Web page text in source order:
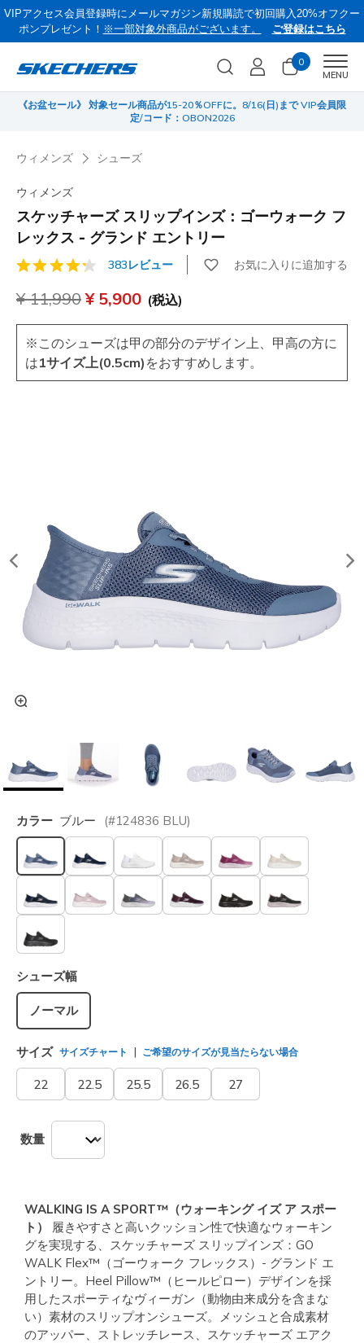
VIPアクセス会員登録時にメールマガジン新規購読で初回購入20%オフクー
ポンプレゼント！ ※一部対象外商品がございます。 ご登録はこちら
0
MENU
《お盆セール》 対象セール商品が15-20％OFFに。8/16(日)まで VIP会員限
定/コード：OBON2026
ウィメンズ シューズ
ウィメンズ
スケッチャーズ スリップインズ：ゴーウォーク フ
レックス - グランド エントリー
顧客評価3.3/5件383レビュー お気に入りに追加する
からの値引き
¥ 11,990から
¥ 5,900 (税込)
※このシューズは甲の部分のデザイン上、甲高の方に
は1サイズ上(0.5cm) をおすすめします。
カラー ブルー (#124836 BLU)
選択されました
シューズ幅
ノーマル
サイズ サイズチャート ご希望のサイズが見当たらない場合
22 22.5 25.5 26.5 27
数量
WALKING IS A SPORT™（ウォーキング イズ ア スポー
ト）
履きやすさと高いクッション性で快適なウォーキン
グを実現する、スケッチャーズ スリップインズ：GO
WALK Flex™（ゴーウォーク フレックス）- グランド エ
ントリー。Heel Pillow™（ヒールピロー）デザインを採
用したスポーティなヴィーガン（動物由来成分を含まな
い）素材のスリップオンシューズ。メッシュと合成素材
のアッパー、ストレッチレース、スケッチャーズ エアク